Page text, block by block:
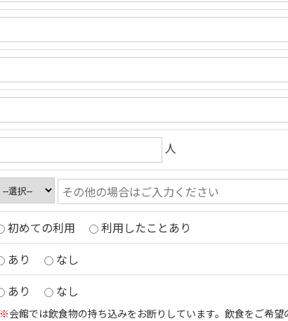
人
初めての利用
利用したことあり
あり なし
あり なし
※会館では飲食物の持ち込みをお断りしています。飲食をご希